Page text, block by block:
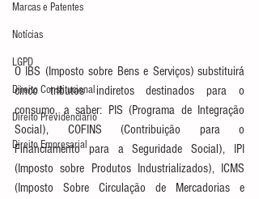
Marcas e Patentes
Notícias
LGPD
Direito Constitucional
Direito Previdenciário
Direito Empresarial
O IBS (Imposto sobre Bens e Serviços) substituirá
cinco tributos indiretos destinados para o
consumo, a saber: PIS (Programa de Integração
Social), COFINS (Contribuição para o
Financiamento para a Seguridade Social), IPI
(Imposto sobre Produtos Industrializados), ICMS
(Imposto Sobre Circulação de Mercadorias e